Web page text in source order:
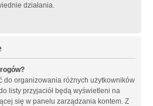
działania.
do organizowania różnych użytkowników
listy przyjaciół będą wyświetleni na
się w panelu zarządzania kontem. Z